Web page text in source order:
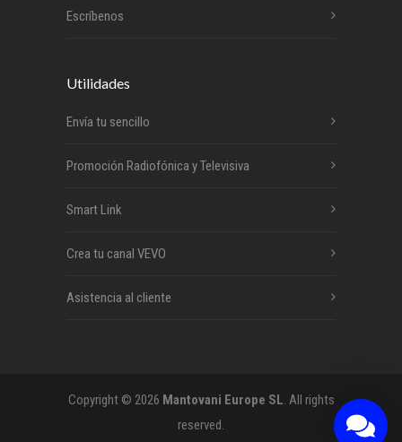
Escríbenos
Utilidades
Envía tu sencillo
Promoción Radiofónica y Televisiva
Smart Link
Crea tu canal VEVO
Asistencia al cliente
Copyright © 2026 Mantovani Europe SL. All rights
reserved.